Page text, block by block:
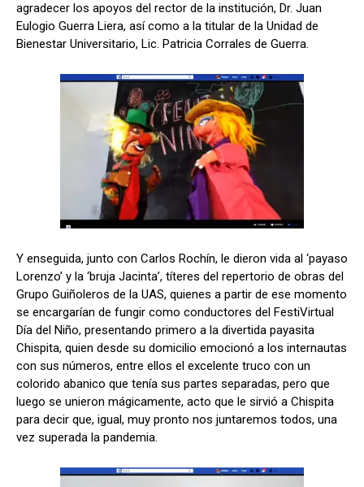
agradecer los apoyos del rector de la institución, Dr. Juan
Eulogio Guerra Liera, así como a la titular de la Unidad de
Bienestar Universitario, Lic. Patricia Corrales de Guerra.
Y enseguida, junto con Carlos Rochín, le dieron vida al ‘payaso
Lorenzo’ y la ‘bruja Jacinta’, títeres del repertorio de obras del
Grupo Guiñoleros de la UAS, quienes a partir de ese momento
se encargarían de fungir como conductores del FestiVirtual
Día del Niño, presentando primero a la divertida payasita
Chispita, quien desde su domicilio emocionó a los internautas
con sus números, entre ellos el excelente truco con un
colorido abanico que tenía sus partes separadas, pero que
luego se unieron mágicamente, acto que le sirvió a Chispita
para decir que, igual, muy pronto nos juntaremos todos, una
vez superada la pandemia.